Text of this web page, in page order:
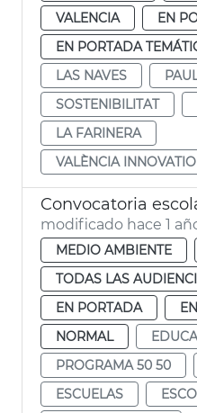
VALENCIA
EN
EN PORTADA
LAS NAVES
SOSTENIBILITAT
LA FARINERA
VALÈNCIA
modificado hace 1
MEDIO AMBIENTE
TODAS LAS
EN PORTADA
NORMAL
PROGRAMA 50 50
ESCUELAS